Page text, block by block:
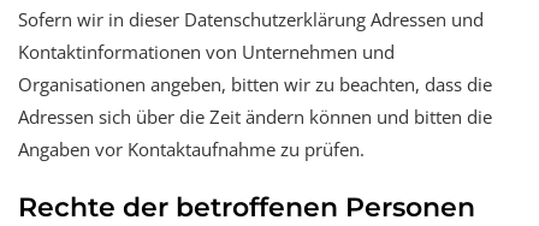
Sofern wir in dieser Datenschutzerklärung Adressen und
Kontaktinformationen von Unternehmen und
Organisationen angeben, bitten wir zu beachten, dass die
Adressen sich über die Zeit ändern können und bitten die
Angaben vor Kontaktaufnahme zu prüfen.
Rechte der betroffenen Personen